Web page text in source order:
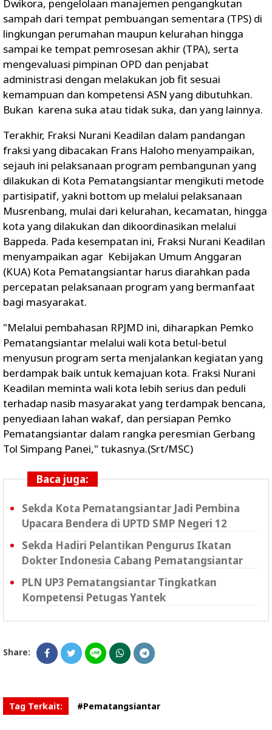
Dwikora, pengelolaan manajemen pengangkutan
sampah dari tempat pembuangan sementara (TPS) di
lingkungan perumahan maupun kelurahan hingga
sampai ke tempat pemrosesan akhir (TPA), serta
mengevaluasi pimpinan OPD dan penjabat
administrasi dengan melakukan job fit sesuai
kemampuan dan kompetensi ASN yang dibutuhkan.
Bukan karena suka atau tidak suka, dan yang lainnya.
Terakhir, Fraksi Nurani Keadilan dalam pandangan
fraksi yang dibacakan Frans Haloho menyampaikan,
sejauh ini pelaksanaan program pembangunan yang
dilakukan di Kota Pematangsiantar mengikuti metode
partisipatif, yakni bottom up melalui pelaksanaan
Musrenbang, mulai dari kelurahan, kecamatan, hingga
kota yang dilakukan dan dikoordinasikan melalui
Bappeda. Pada kesempatan ini, Fraksi Nurani Keadilan
menyampaikan agar Kebijakan Umum Anggaran
(KUA) Kota Pematangsiantar harus diarahkan pada
percepatan pelaksanaan program yang bermanfaat
bagi masyarakat.
"Melalui pembahasan RPJMD ini, diharapkan Pemko
Pematangsiantar melalui wali kota betul-betul
menyusun program serta menjalankan kegiatan yang
berdampak baik untuk kemajuan kota. Fraksi Nurani
Keadilan meminta wali kota lebih serius dan peduli
terhadap nasib masyarakat yang terdampak bencana,
penyediaan lahan wakaf, dan persiapan Pemko
Pematangsiantar dalam rangka peresmian Gerbang
Tol Simpang Panei," tukasnya.(Srt/MSC)
Baca juga:
Sekda Kota Pematangsiantar Jadi Pembina
Upacara Bendera di UPTD SMP Negeri 12
Sekda Hadiri Pelantikan Pengurus Ikatan
Dokter Indonesia Cabang Pematangsiantar
PLN UP3 Pematangsiantar Tingkatkan
Kompetensi Petugas Yantek
Share:
Tag Terkait: #Pematangsiantar